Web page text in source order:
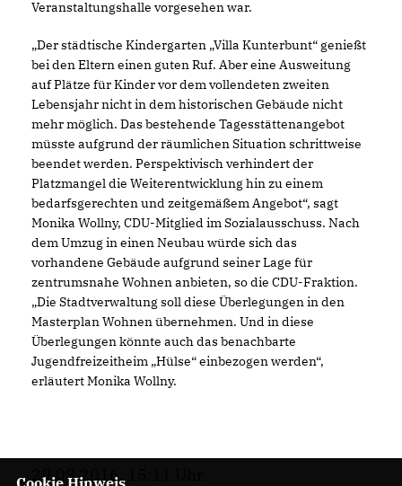
Veranstaltungshalle vorgesehen war.
Der städtische Kindergarten „Villa Kunterbunt“ genießt
bei den Eltern einen guten Ruf. Aber eine Ausweitung
auf Plätze für Kinder vor dem vollendeten zweiten
Lebensjahr nicht in dem historischen Gebäude nicht
mehr möglich. Das bestehende Tagesstättenangebot
müsste aufgrund der räumlichen Situation schrittweise
beendet werden. Perspektivisch verhindert der
Platzmangel die Weiterentwicklung hin zu einem
bedarfsgerechten und zeitgemäßem Angebot“, sagt
Monika Wollny, CDU-Mitglied im Sozialausschuss. Nach
dem Umzug in einen Neubau würde sich das
vorhandene Gebäude aufgrund seiner Lage für
zentrumsnahe Wohnen anbieten, so die CDU-Fraktion.
Die Stadtverwaltung soll diese Überlegungen in den
Masterplan Wohnen übernehmen. Und in diese
Überlegungen könnte auch das benachbarte
Jugendfreizeitheim „Hülse“ einbezogen werden“,
erläutert Monika Wollny.
29.08.2016, 15:11 Uhr
Cookie Hinweis